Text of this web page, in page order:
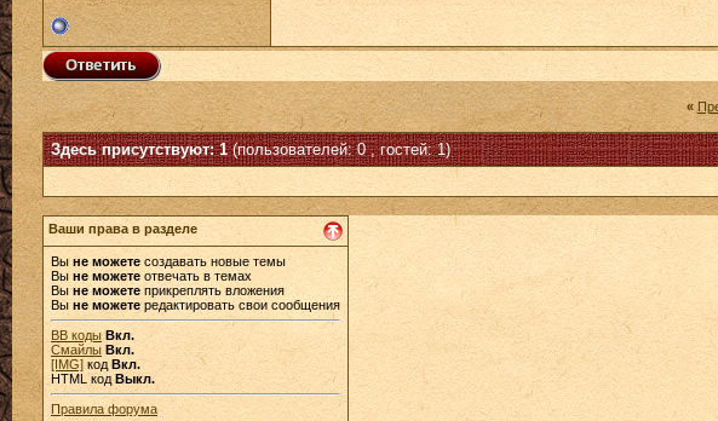
«
Здесь присутствуют: 1(пользователей: 0 , гостей: 1)
Ваши права в разделе
Вы не можете создавать новые темы
Выне можете отвечать в темах
Выне можете прикреплять вложения
Вы не можетередактировать свои сообщения
BB коды Вкл.
Смайлы Вкл.
[IMG] код Вкл.
HTML код Выкл.
Правила форума